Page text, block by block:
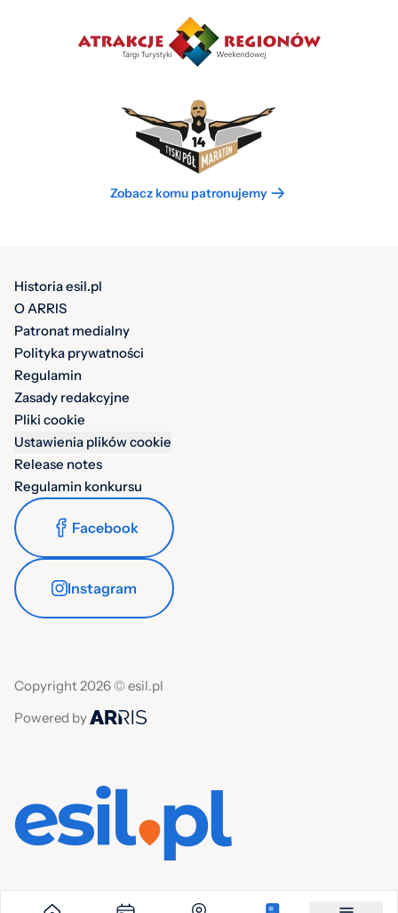
Zobacz komu patronujemy
Historia esil.pl
O ARRIS
Patronat medialny
Polityka prywatności
Regulamin
Zasady redakcyjne
Pliki cookie
Ustawienia plików cookie
Release notes
Regulamin konkursu
Facebook
Instagram
Copyright 2026 © esil.pl
Powered by